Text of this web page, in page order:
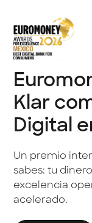
Klar
Digital
Un premio
sabes: tu
excelencia
acelerado.